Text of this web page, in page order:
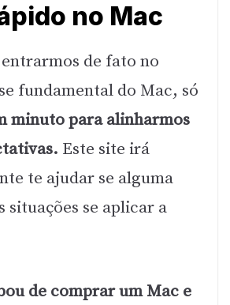
no Mac
de fato no
fundamental do Mac, só
minuto para alinharmos
Este site irá
te ajudar se alguma
situações se aplicar a
de comprar um Mac e